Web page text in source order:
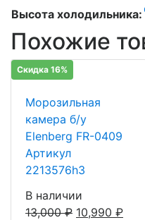
Высота холодильника:
Похожие
Скидка 16%
Морозильная
камера б/у
Elenberg FR-0409
Артикул
2213576h3
В наличии
13,000₽ 10,990 ₽